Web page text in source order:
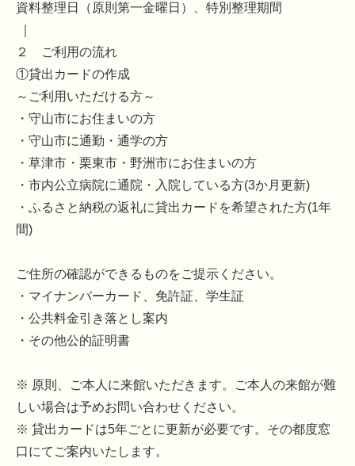
資料整理日（原則第一金曜日）、特別整理期間
２
ご利用の流れ
①貸出カードの作成
～ご利用いただける方～
・守山市にお住まいの方
・守山市に通勤・通学の方
・草津市・栗東市・野洲市にお住まいの方
・市内公立病院に通院・入院している方(3か月更新)
・ふるさと納税の返礼に貸出カードを希望された方(1年
間)
ご住所の確認ができるものをご提示ください。
・マイナンバーカード、免許証、学生証
・公共料金引き落とし案内
・その他公的証明書
※ 原則、ご本人に来館いただきます。ご本人の来館が難
しい場合は予めお問い合わせください。
※ 貸出カードは5年ごとに更新が必要です。その都度窓
口にてご案内いたします。